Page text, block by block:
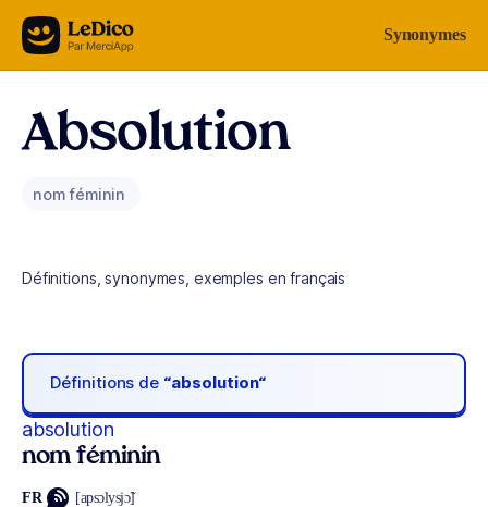
Aller au contenu Synonymes
Absolution
nom féminin
Définitions, synonymes, exemples en français
Définitions de “absolution“
absolution
nom féminin
FR [apsɔlysjɔ̃]